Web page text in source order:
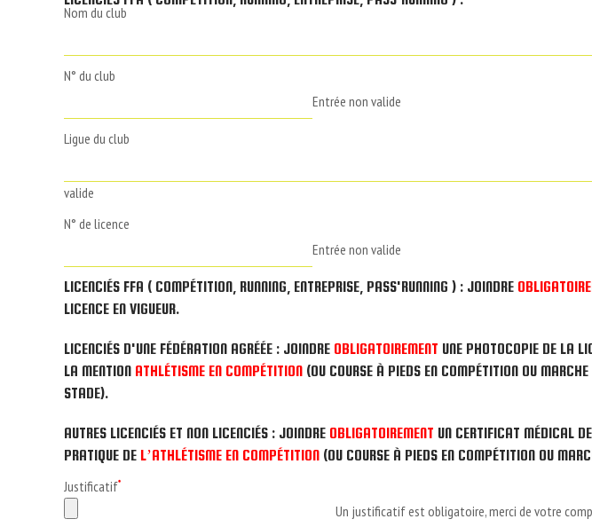
Nom du club
N° du club
Entrée non valide
Ligue du club
valide
N° de licence
Entrée non valide
LICENCIÉS FFA ( COMPÉTITION, RUNNING, ENTREPRISE, PASS'RUNNING ) : JOINDRE
LICENCE EN VIGUEUR.
LICENCIÉS D'UNE FÉDÉRATION AGRÉÉE : JOINDRE OBLIGATOIREMENT UNE PHOTOCOPIE DE LA
LA MENTION ATHLÉTISME EN COMPÉTITION (OU COURSE À PIEDS EN COMPÉTITION OU
STADE).
AUTRES LICENCIÉS ET NON LICENCIÉS : JOINDRE OBLIGATOIREMENT UN CERTIFICAT MÉDICAL
PRATIQUE DE L’ATHLÉTISME EN COMPÉTITION (OU COURSE À PIEDS EN COMPÉTITION OU
Justificatif*
Un justificatif est obligatoire, merci de votre